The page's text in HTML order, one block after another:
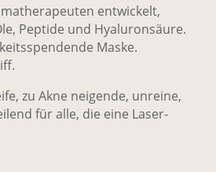
entwickelt,
Peptide und Hyaluronsäure.
Maske.
zu Akne neigende, unreine,
für alle, die eine Laser-